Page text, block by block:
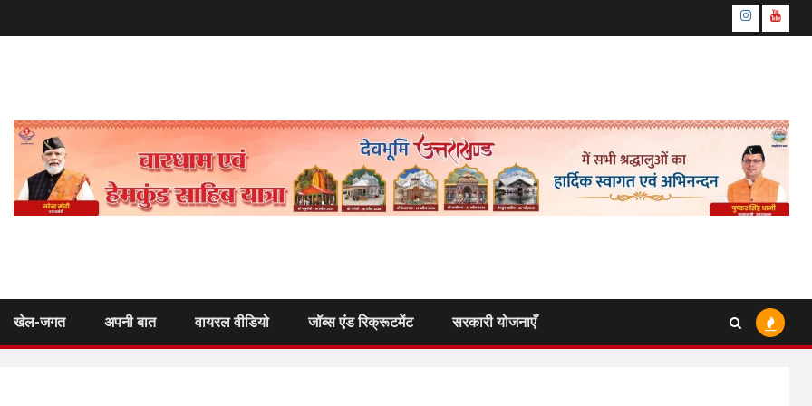
Instagram
खेल-जगत अपनी बात वायरल वीडियो जॉब्स एंड रिक्रूटमेंट सरकारी योजनाएँ